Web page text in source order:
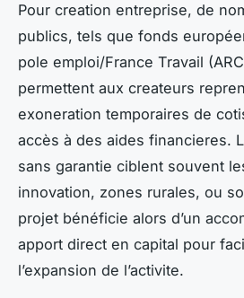
Pour creation entreprise, de
publics, tels que fonds
pole emploi/France Travail
permettent aux createurs
exoneration temporaires de
accès à des aides financieres.
sans garantie ciblent souvent
innovation, zones rurales, ou
projet bénéficie alors d’un
apport direct en capital pour
l’expansion de l’activite.